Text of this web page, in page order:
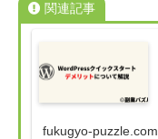
関連記事
fukugyo-puzzle.com